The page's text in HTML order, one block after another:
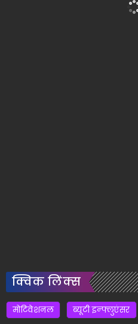
क्विक लिंक्स
मोटिवेशनल ब्यूटी इन्फ्लुएंसर